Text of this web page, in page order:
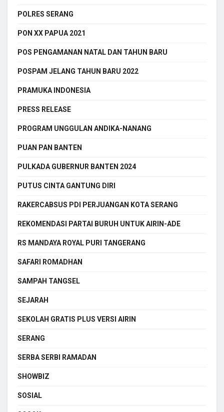
POLRES SERANG
PON XX PAPUA 2021
POS PENGAMANAN NATAL DAN TAHUN BARU
POSPAM JELANG TAHUN BARU 2022
PRAMUKA INDONESIA
PRESS RELEASE
PROGRAM UNGGULAN ANDIKA-NANANG
PUAN PAN BANTEN
PULKADA GUBERNUR BANTEN 2024
PUTUS CINTA GANTUNG DIRI
RAKERCABSUS PDI PERJUANGAN KOTA SERANG
REKOMENDASI PARTAI BURUH UNTUK AIRIN-ADE
RS MANDAYA ROYAL PURI TANGERANG
SAFARI ROMADHAN
SAMPAH TANGSEL
SEJARAH
SEKOLAH GRATIS PLUS VERSI AIRIN
SERANG
SERBA SERBI RAMADAN
SHOWBIZ
SOSIAL